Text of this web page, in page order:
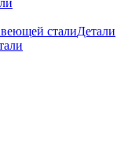
Детали